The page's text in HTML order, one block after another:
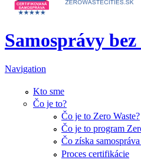
Samosprávy
Navigation
Kto sme
Čo je to?
Čo je to Zero Waste?
Čo je to program
Čo získa
Proces certifikácie